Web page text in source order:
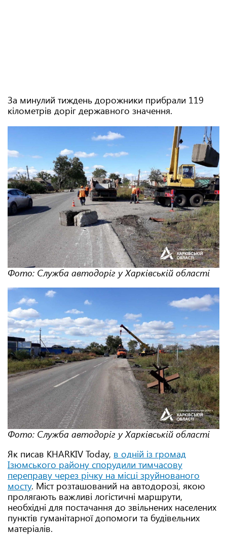
За минулий тиждень дорожники прибрали 119
кілометрів доріг державного значення.
Фото: Служба автодоріг у Харківській області
Фото: Служба автодоріг у Харківській області
Як писав KHARKIV Today, в одній із громад
Ізюмського району спорудили тимчасову
переправу через річку на місці зруйнованого
мосту. Міст розташований на автодорозі, якою
пролягають важливі логістичні маршрути,
необхідні для постачання до звільнених населених
пунктів гуманітарної допомоги та будівельних
матеріалів.